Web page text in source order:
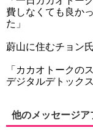
費しなくても良か
た」
蔚山に住むチョン
「カカオトークの
デジタルデトック
他のメッセージア